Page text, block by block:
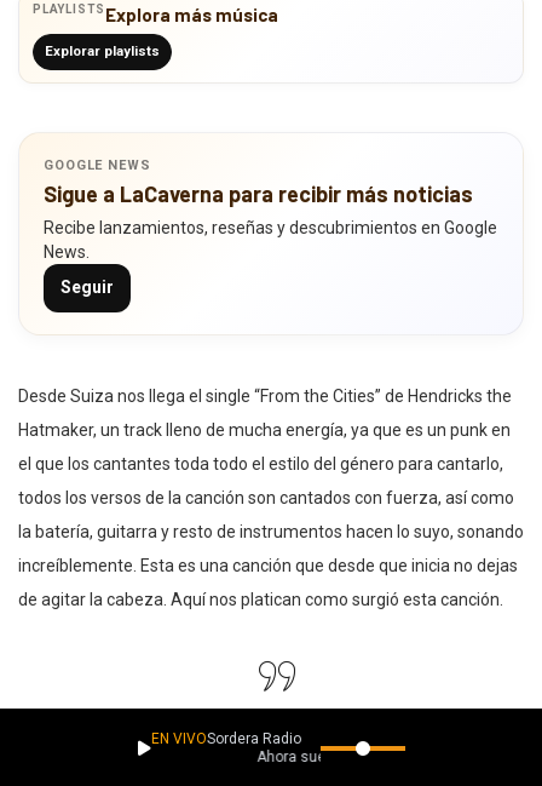
PLAYLISTS Explora más música
Explorar playlists
GOOGLE NEWS
Sigue a LaCaverna para recibir más noticias
Recibe lanzamientos, reseñas y descubrimientos en Google
News.
Seguir
Desde Suiza nos llega el single “From the Cities” de Hendricks the
Hatmaker, un track lleno de mucha energía, ya que es un punk en
el que los cantantes toda todo el estilo del género para cantarlo,
todos los versos de la canción son cantados con fuerza, así como
la batería, guitarra y resto de instrumentos hacen lo suyo, sonando
increíblemente. Esta es una canción que desde que inicia no dejas
de agitar la cabeza. Aquí nos platican como surgió esta canción.
emociones me encerré en el local de
EN VIVOSordera Radio
Ahora suena